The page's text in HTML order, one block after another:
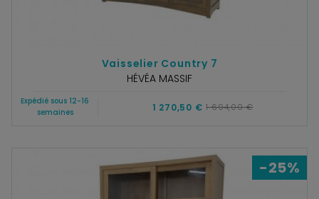
Vaisselier Country 7
HÉVÉA MASSIF
Expédié sous 12-16
semaines
1 270,50 € 1 694,00 €
-25%